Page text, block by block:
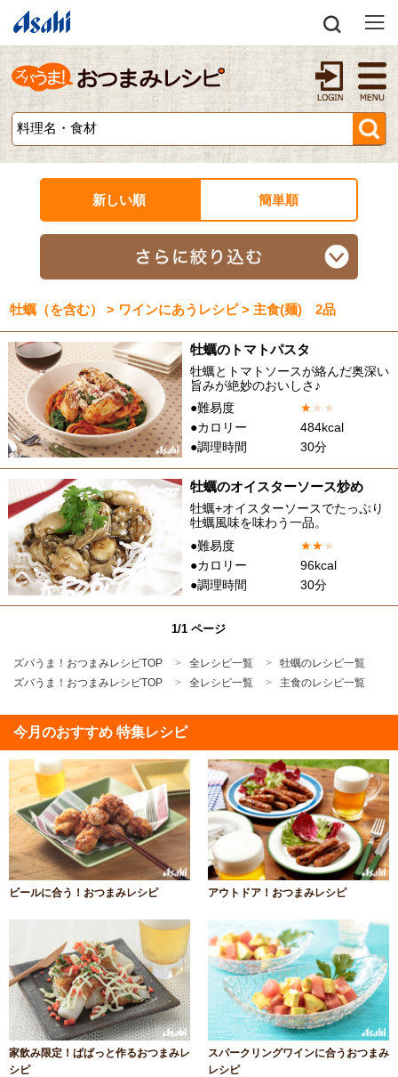
新しい順 簡単順
牡蠣（を含む） > ワインにあうレシピ > 主食(麺) 2品
牡蠣のトマトパスタ
牡蠣とトマトソースが絡んだ奥深い
旨みが絶妙のおいしさ♪
●難易度
★★ ★
●カロリー
484kcal
●調理時間
30分
牡蠣のオイスターソース炒め
牡蠣+オイスターソースでたっぷり
牡蠣風味を味わう一品。
●難易度
★★★
●カロリー
96kcal
●調理時間
30分
1/1 ページ
ズバうま！おつまみレシピTOP 全レシピ一覧
牡蠣のレシピ一覧
ズバうま！おつまみレシピTOP
全レシピ一覧 主食のレシピ一覧
今月のおすすめ 特集レシピ
ビールに合う！おつまみレシピ アウトドア！おつまみレシピ
家飲み限定！ぱぱっと作るおつまみレ
シピ
スパークリングワインに合うおつまみ
レシピ